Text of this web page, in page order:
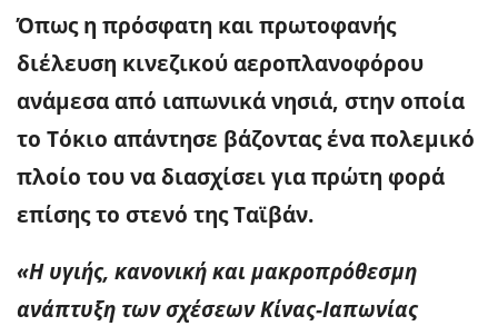
Όπως η πρόσφατη και πρωτοφανής
διέλευση κινεζικού αεροπλανοφόρου
ανάμεσα από ιαπωνικά νησιά, στην οποία
το Τόκιο απάντησε βάζοντας ένα πολεμικό
πλοίο του να διασχίσει για πρώτη φορά
επίσης το στενό της Ταϊβάν.
«Η υγιής, κανονική και μακροπρόθεσμη
ανάπτυξη των σχέσεων Κίνας-Ιαπωνίας